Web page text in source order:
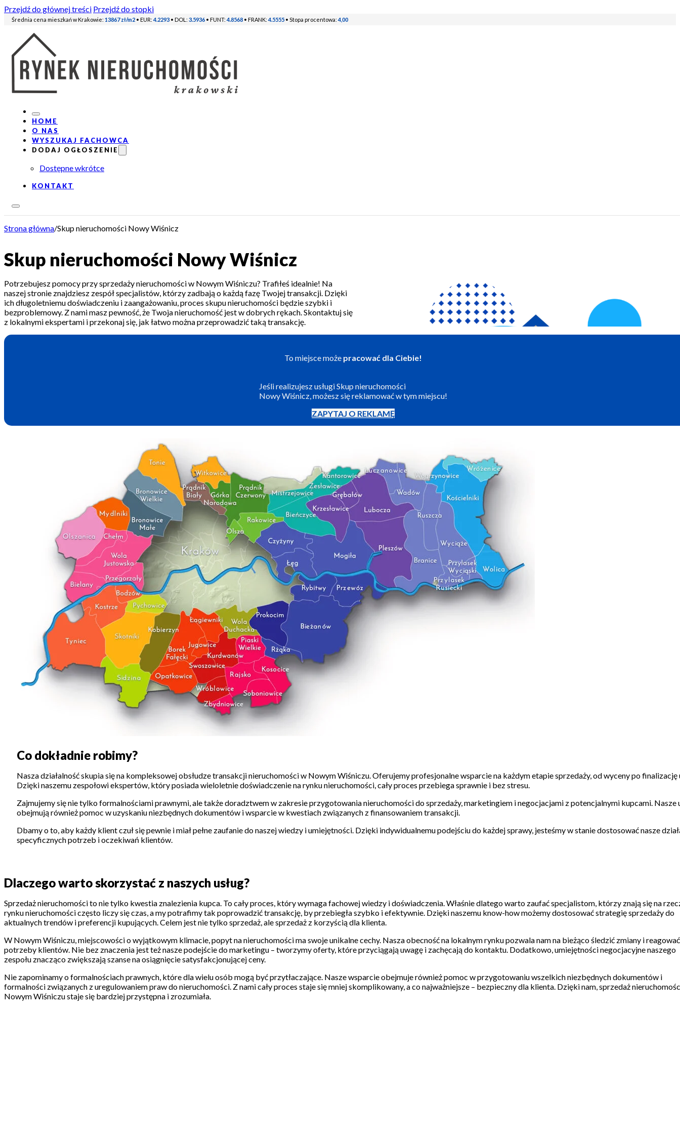
Przejdź do głównej treści Przejdź do stopki
Średnia cena mieszkań w Krakowie: 13867 zł/m2 • EUR: 4.2293 • DOL: 3.5936 • FUNT: 4.8568 • FRANK: 4.5555 • Stopa procentowa: 4,00
HOME
O NAS
WYSZUKAJ FACHOWCA
DODAJ OGŁOSZENIE
Dostępne wkrótce
KONTAKT
Strona główna/Skup nieruchomości Nowy Wiśnicz
Skup nieruchomości Nowy Wiśnicz
Potrzebujesz pomocy przy sprzedaży nieruchomości w Nowym Wiśniczu? Trafiłeś idealnie! Na
naszej stronie znajdziesz zespół specjalistów, którzy zadbają o każdą fazę Twojej transakcji. Dzięki
ich długoletniemu doświadczeniu i zaangażowaniu, proces skupu nieruchomości będzie szybki i
bezproblemowy. Z nami masz pewność, że Twoja nieruchomość jest w dobrych rękach. Skontaktuj się
z lokalnymi ekspertami i przekonaj się, jak łatwo można przeprowadzić taką transakcję.
To miejsce może pracować dla Ciebie!
Jeśli realizujesz usługi Skup nieruchomości
Nowy Wiśnicz, możesz się reklamować w tym miejscu!
ZAPYTAJ O REKLAMĘ
Co dokładnie robimy?
Nasza działalność skupia się na kompleksowej obsłudze transakcji nieruchomości w Nowym Wiśniczu. Oferujemy profesjonalne wsparcie na każdym etapie sprzedaży, od wyceny po finalizację
Dzięki naszemu zespołowi ekspertów, który posiada wieloletnie doświadczenie na rynku nieruchomości, cały proces przebiega sprawnie i bez stresu.
Zajmujemy się nie tylko formalnościami prawnymi, ale także doradztwem w zakresie przygotowania nieruchomości do sprzedaży, marketingiem i negocjacjami z potencjalnymi kupcami. Nasze
obejmują również pomoc w uzyskaniu niezbędnych dokumentów i wsparcie w kwestiach związanych z finansowaniem transakcji.
Dbamy o to, aby każdy klient czuł się pewnie i miał pełne zaufanie do naszej wiedzy i umiejętności. Dzięki indywidualnemu podejściu do każdej sprawy, jesteśmy w stanie dostosować nasze
specyficznych potrzeb i oczekiwań klientów.
Dlaczego warto skorzystać z naszych usług?
Sprzedaż nieruchomości to nie tylko kwestia znalezienia kupca. To cały proces, który wymaga fachowej wiedzy i doświadczenia. Właśnie dlatego warto zaufać specjalistom, którzy znają się na
rynku nieruchomości często liczy się czas, a my potrafimy tak poprowadzić transakcję, by przebiegła szybko i efektywnie. Dzięki naszemu know-how możemy dostosować strategię sprzedaży do
aktualnych trendów i preferencji kupujących. Celem jest nie tylko sprzedaż, ale sprzedaż z korzyścią dla klienta.
W Nowym Wiśniczu, miejscowości o wyjątkowym klimacie, popyt na nieruchomości ma swoje unikalne cechy. Nasza obecność na lokalnym rynku pozwala nam na bieżąco śledzić zmiany i
potrzeby klientów. Nie bez znaczenia jest też nasze podejście do marketingu – tworzymy oferty, które przyciągają uwagę i zachęcają do kontaktu. Dodatkowo, umiejętności negocjacyjne naszego
zespołu znacząco zwiększają szanse na osiągnięcie satysfakcjonującej ceny.
Nie zapominamy o formalnościach prawnych, które dla wielu osób mogą być przytłaczające. Nasze wsparcie obejmuje również pomoc w przygotowaniu wszelkich niezbędnych dokumentów i
formalności związanych z uregulowaniem praw do nieruchomości. Z nami cały proces staje się mniej skomplikowany, a co najważniejsze – bezpieczny dla klienta. Dzięki nam, sprzedaż
Nowym Wiśniczu staje się bardziej przystępna i zrozumiała.